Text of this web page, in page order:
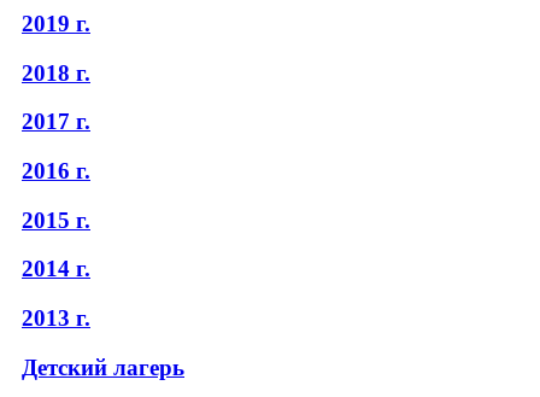
2019 г.
2018 г.
2017 г.
2016 г.
2015 г.
2014 г.
2013 г.
Детский лагерь